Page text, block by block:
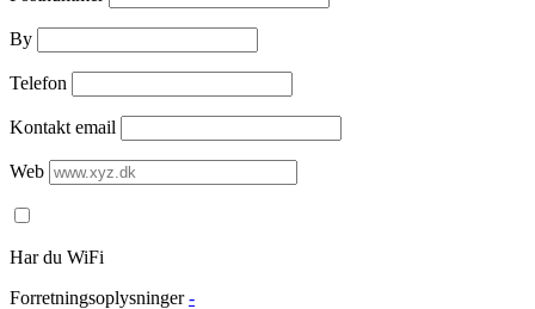
By
Telefon
Kontakt email
Web
Har du WiFi
Forretningsoplysninger -